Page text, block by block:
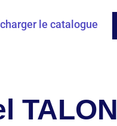
le catalogue
TALON